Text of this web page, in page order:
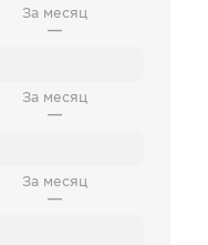
За месяц
—
За месяц
—
За месяц
—